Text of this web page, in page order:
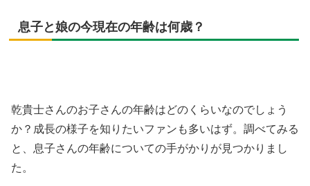
息子と娘の今現在の年齢は何歳？
乾貴士さんのお子さんの年齢はどのくらいなのでしょう
か？成長の様子を知りたいファンも多いはず。調べてみる
と、息子さんの年齢についての手がかりが見つかりまし
た。